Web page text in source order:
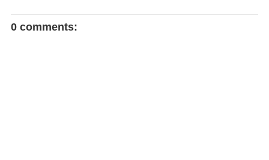
0 comments: